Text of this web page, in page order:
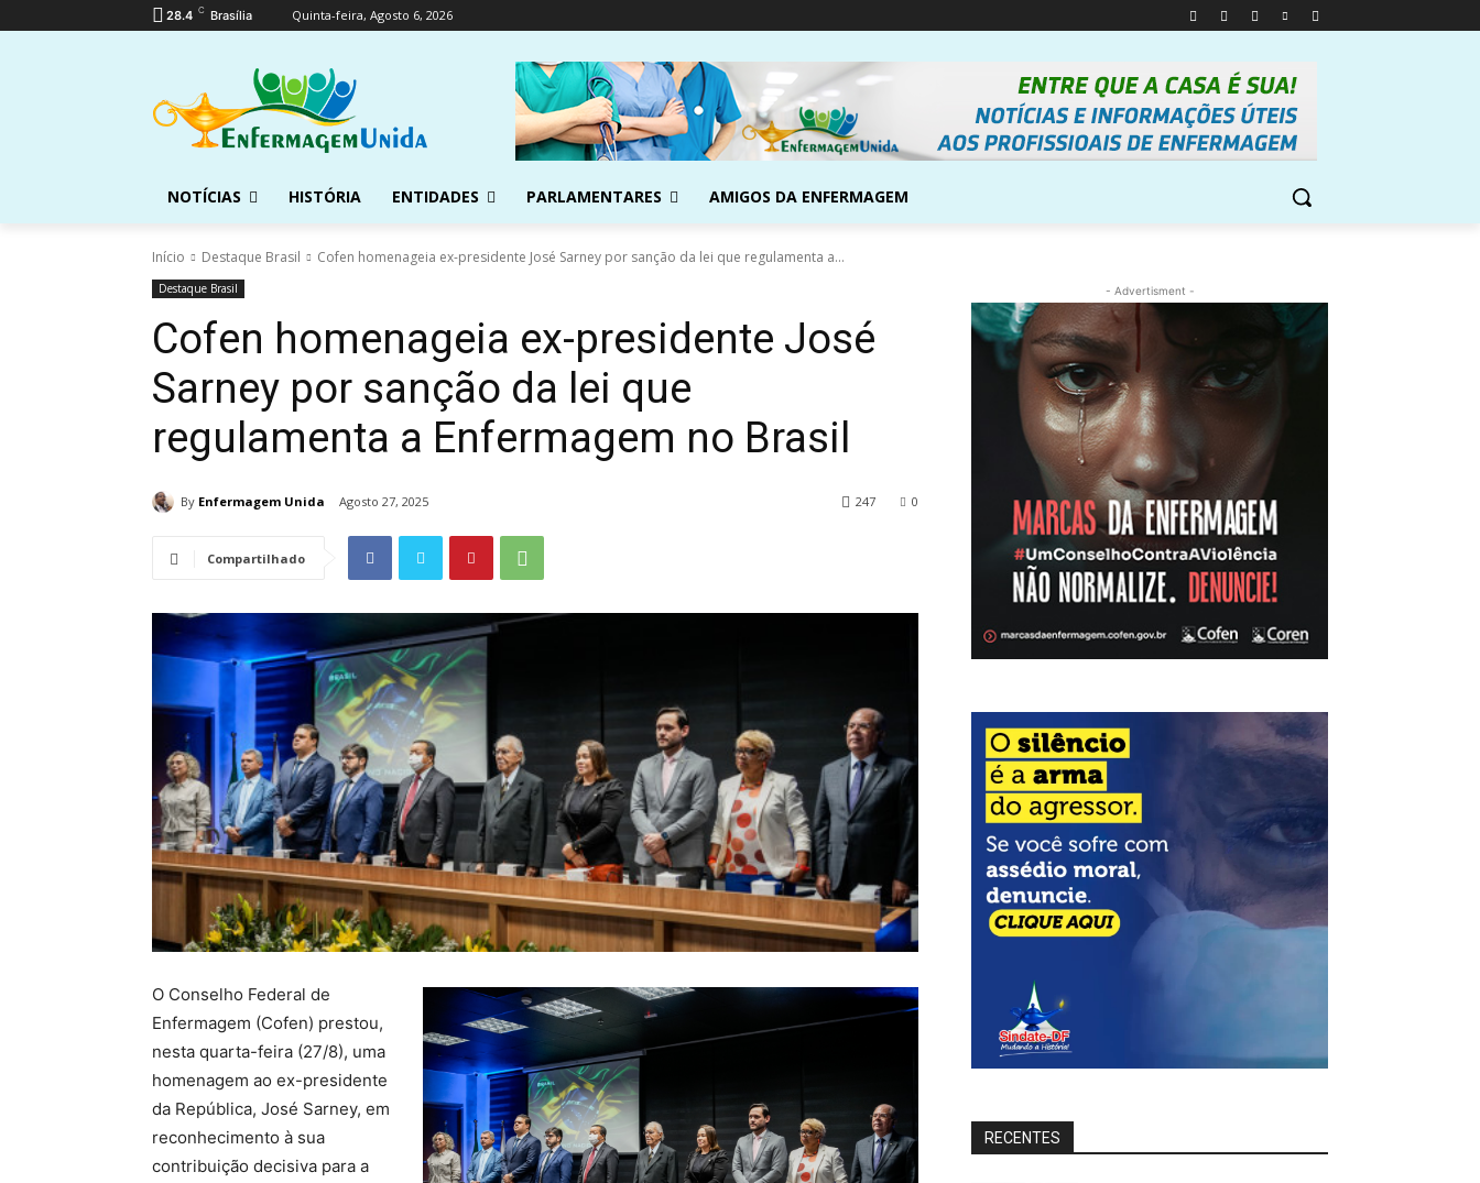
28.4 C Brasília Quinta-feira, Agosto 6, 2026
NOTÍCIAS HISTÓRIA ENTIDADES PARLAMENTARES AMIGOS DA ENFERMAGEM
Início Destaque Brasil Cofen homenageia ex-presidente José Sarney por sanção da lei que regulamenta a...
Destaque Brasil
Cofen homenageia ex-presidente José
Sarney por sanção da lei que
regulamenta a Enfermagem no Brasil
By Enfermagem Unida Agosto 27, 2025 0
247
Compartilhado
O Conselho Federal de
Enfermagem (Cofen) prestou,
nesta quarta-feira (27/8), uma
homenagem ao ex-presidente
da República, José Sarney, em
reconhecimento à sua
contribuição decisiva para a
- Advertisment -
RECENTES